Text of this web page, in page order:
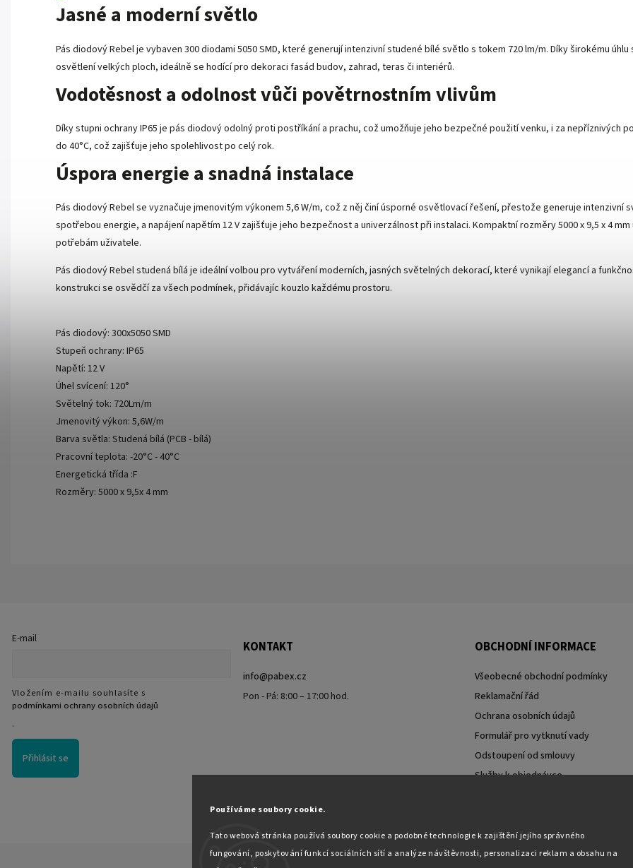
Používáme soubory cookie.
Tato webová stránka používá soubory cookie a podobné technologie k zajištění jejího správného
fungování, poskytování funkcí sociálních sítí a analýze návštěvnosti, personalizaci reklam a obsahu na
Jasné a moderní světlo
Pás diodový Rebel je vybaven 300 diodami 5050 SMD, které generují intenzivní studené bílé světlo s tokem 720 lm/m. Díky širokému
osvětlení velkých ploch, ideálně se hodící pro dekoraci fasád budov, zahrad, teras či interiérů.
Vodotěsnost a odolnost vůči povětrnostním vlivům
Díky stupni ochrany IP65 je pás diodový odolný proti postříkání a prachu, což umožňuje jeho bezpečné použití venku, i za nepříznivých
do 40°C, což zajišťuje jeho spolehlivost po celý rok.
Úspora energie a snadná instalace
Pás diodový Rebel se vyznačuje jmenovitým výkonem 5,6 W/m, což z něj činí úsporné osvětlovací řešení, přestože generuje intenzivní
spotřebou energie, a napájení napětím 12 V zajišťuje jeho bezpečnost a univerzálnost při instalaci. Kompaktní rozměry 5000 x 9,5 x 4
potřebám uživatele.
Pás diodový Rebel studená bílá je ideální volbou pro vytváření moderních, jasných světelných dekorací, které vynikají elegancí a
konstrukci se osvědčí za všech podmínek, přidávajíc kouzlo každému prostoru.
Pás diodový: 300x5050 SMD
Stupeň ochrany: IP65
Napětí: 12 V
Úhel svícení: 120°
Světelný tok: 720Lm/m
Jmenovitý výkon: 5,6W/m
Barva světla: Studená bílá (PCB - bílá)
Pracovní teplota: -20°C - 40°C
Energetická třída :F
Rozměry: 5000 x 9,5x 4 mm
E-mail
Vložením e-mailu souhlasíte s
podmínkami ochrany osobních údajů
.
Přihlásit se
KONTAKT
info@pabex.cz
Pon - Pá: 8:00 – 17:00 hod.
OBCHODNÍ INFORMACE
Všeobecné obchodní podmínky
Reklamační řád
Ochrana osobních údajů
Formulář pro vytknutí vady
Odstoupení od smlouvy
Služby k objednávce